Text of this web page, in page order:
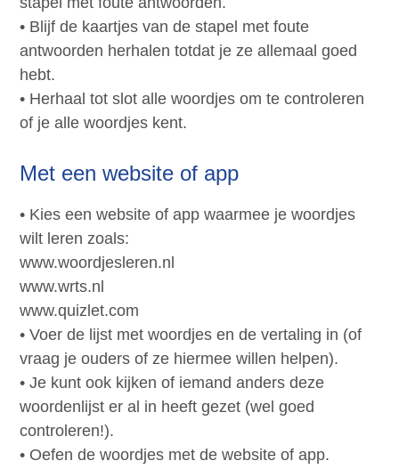
• Blijf de kaartjes van de stapel met foute
antwoorden herhalen totdat je ze allemaal goed
hebt.
• Herhaal tot slot alle woordjes om te controleren
of je alle woordjes kent.
Met een website of app
• Kies een website of app waarmee je woordjes
wilt leren zoals:
www.woordjesleren.nl
www.wrts.nl
www.quizlet.com
• Voer de lijst met woordjes en de vertaling in (of
vraag je ouders of ze hiermee willen helpen).
• Je kunt ook kijken of iemand anders deze
woordenlijst er al in heeft gezet (wel goed
controleren!).
• Oefen de woordjes met de website of app.